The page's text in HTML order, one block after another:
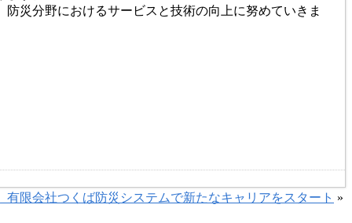
災分野におけるサービスと技術の向上に努めていきま
有限会社つくば防災システムで新たなキャリアをスタート »